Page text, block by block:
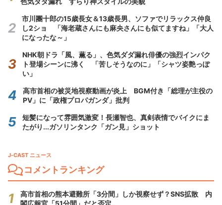
市川團十郎の15歳長女＆13歳長男、ソファでリラックス仲良
し2ショ 「海老蔵さんにも麻央さんにも似てますね」「大人
になったな～」
NHK朝ドラ「風、薫る」、色気ダダ漏れ俳優の強烈インパク
ト登場シーンに沸く 「苦しそうなのに」「シャツ姿艶っぽ
い」
高市首相の被災地視察動画が炎上 BGM付き「総理が主役の
PV」に「政権プロパガンダ」批判
短髪になって雰囲気激変！長瀬智也、真剣表情でバイクにま
たがり...ガソリンタンク「ガン見」ショット
J-CAST ニュース
コメントランキング
高市首相の熊本避難所「3分間」しか視察せず？SNS拡散 内
閣広報官「51分間」だと否定